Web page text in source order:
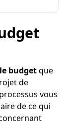
budgetque
de
vous
de ce qui